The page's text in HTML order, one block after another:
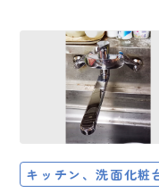
キッチン、洗面化粧